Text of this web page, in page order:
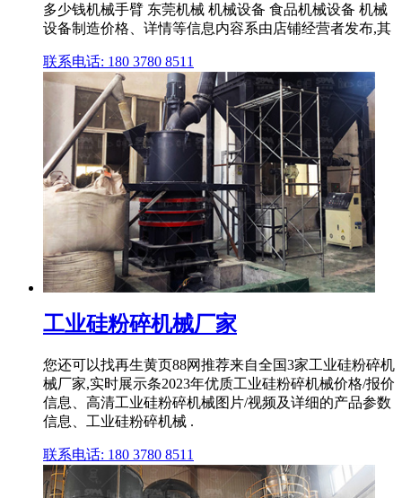
多少钱机械手臂 东莞机械 机械设备 食品机械设备 机械
设备制造价格、详情等信息内容系由店铺经营者发布,其
联系电话: 180 3780 8511
工业硅粉碎机械厂家
您还可以找再生黄页88网推荐来自全国3家工业硅粉碎机
械厂家,实时展示条2023年优质工业硅粉碎机械价格/报价
信息、高清工业硅粉碎机械图片/视频及详细的产品参数
信息、工业硅粉碎机械 .
联系电话: 180 3780 8511